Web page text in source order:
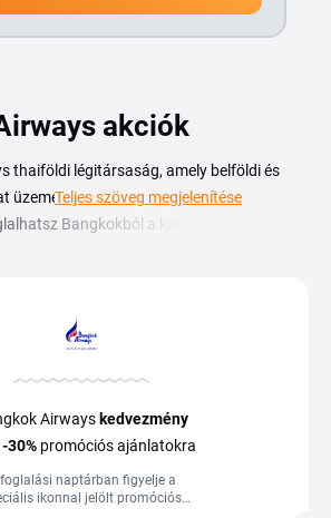
akciók
thaiföldi légitársaság, amely belföldi és
üzemeltet Délkelet-Ázsiában,
Bangkokból a környező úti
kedvezményesebben véglegesítheted
az oldalon összegyűjtöttük az aktuális
hogy a foglalás előtt megnézhesd,
kell beírnod, másold ki és illeszd
hogy az ár frissüljön.
Teljes szöveg megjelenítése
Airways kedvezmény
-30%promóciós ajánlatokra
naptárban figyelje a
ikonnal jelölt promóciós